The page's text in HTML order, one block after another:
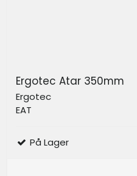
Ergotec Atar 350mm
Ergotec
EAT
På Lager